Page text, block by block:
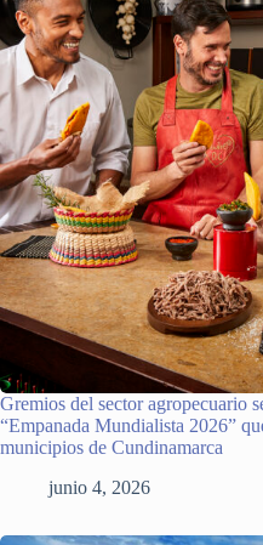
Gremios del sector agropecuario
“Empanada Mundialista 2026”
municipios de Cundinamarca
junio 4, 2026